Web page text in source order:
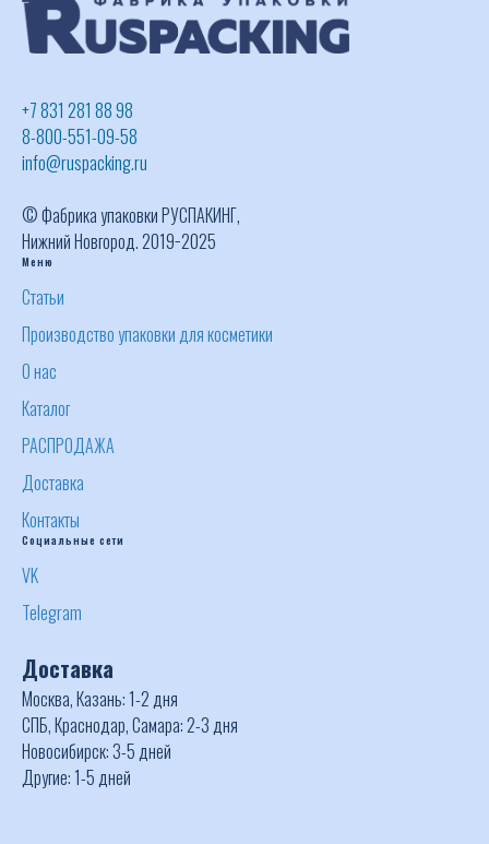
+7 831 281 88 98
8-800-551-09-58
info@ruspacking.ru
© Фабрика упаковки РУСПАКИНГ,
Нижний Новгород. 2019−2025
Меню
Статьи
Производство упаковки для косметики
О нас
Каталог
РАСПРОДАЖА
Доставка
Контакты
Социальные сети
VK
Telegram
Доставка
Москва, Казань: 1-2 дня
СПБ, Краснодар, Самара: 2-3 дня
Новосибирск: 3-5 дней
Другие: 1-5 дней